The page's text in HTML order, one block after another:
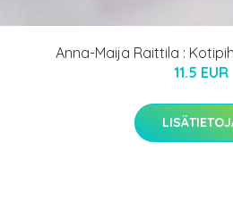
Anna-Maija Raittila :
11.5 EUR